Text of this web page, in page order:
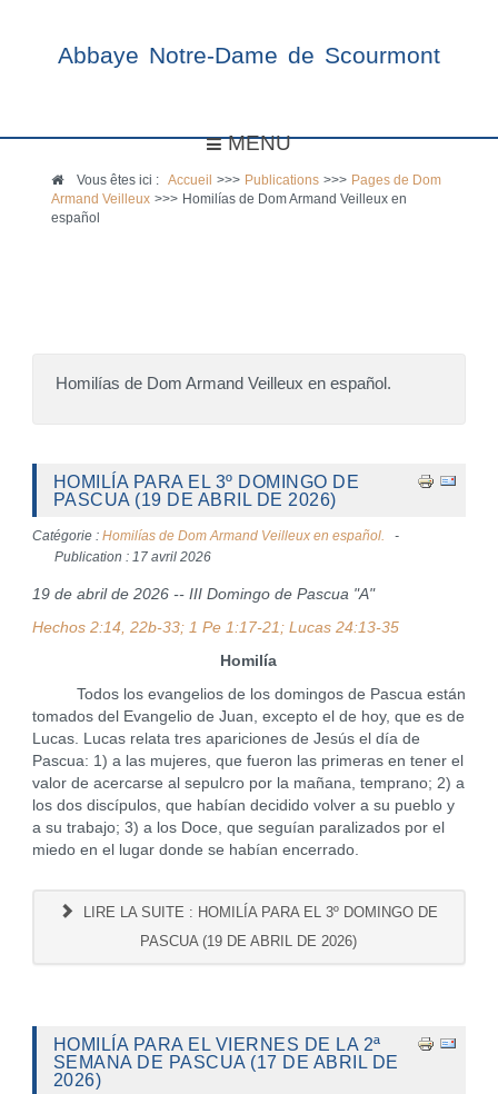
Abbaye Notre-Dame de Scourmont
MENU
Vous êtes ici :Accueil >>> Publications >>> Pages de Dom
Armand Veilleux >>> Homilías de Dom Armand Veilleux en
español
Homilías de Dom Armand Veilleux en español.
HOMILÍA PARA EL 3º DOMINGO DE
PASCUA (19 DE ABRIL DE 2026)
Catégorie : Homilías de Dom Armand Veilleux en español.
Publication : 17 avril 2026
19 de abril de 2026 -- III Domingo de Pascua "A"
Hechos 2:14, 22b-33; 1 Pe 1:17-21; Lucas 24:13-35
Homilía
Todos los evangelios de los domingos de Pascua están
tomados del Evangelio de Juan, excepto el de hoy, que es de
Lucas. Lucas relata tres apariciones de Jesús el día de
Pascua: 1) a las mujeres, que fueron las primeras en tener el
valor de acercarse al sepulcro por la mañana, temprano; 2) a
los dos discípulos, que habían decidido volver a su pueblo y
a su trabajo; 3) a los Doce, que seguían paralizados por el
miedo en el lugar donde se habían encerrado.
LIRE LA SUITE : HOMILÍA PARA EL 3º DOMINGO DE
PASCUA (19 DE ABRIL DE 2026)
HOMILÍA PARA EL VIERNES DE LA 2ª
SEMANA DE PASCUA (17 DE ABRIL DE
2026)